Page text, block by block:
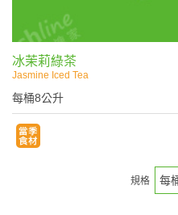
冰茉莉綠茶
Jasmine Iced Tea
每桶8公升
規格